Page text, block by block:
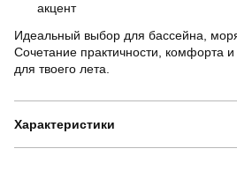
акцент
Идеальный выбор для бассейна,
Сочетание практичности, комфорта
для твоего лета.
Характеристики